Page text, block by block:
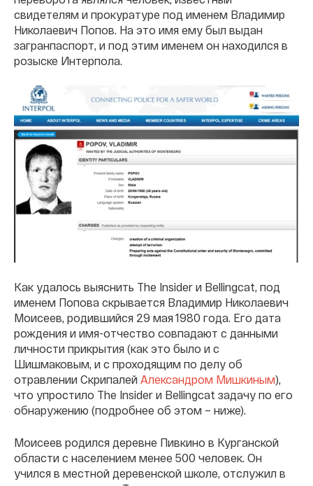
свидетелям и прокуратуре под именем Владимир
Николаевич Попов. На это имя ему был выдан
загранпаспорт, и под этим именем он находился в
розыске Интерпола.
Как удалось выяснить The Insider и Bellingcat, под
именем Попова скрывается Владимир Николаевич
Моисеев, родившийся 29 мая 1980 года. Его дата
рождения и имя-отчество совпадают с данными
личности прикрытия (как это было и с
Шишмаковым, и с проходящим по делу об
отравлении Скрипалей Александром Мишкиным),
что упростило The Insider и Bellingcat задачу по его
обнаружению (подробнее об этом – ниже).
Моисеев родился деревне Пивкино в Курганской
области с населением менее 500 человек. Он
учился в местной деревенской школе, отслужил в